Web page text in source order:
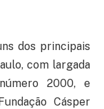
dos principais
com largada
2000, e
Cásper